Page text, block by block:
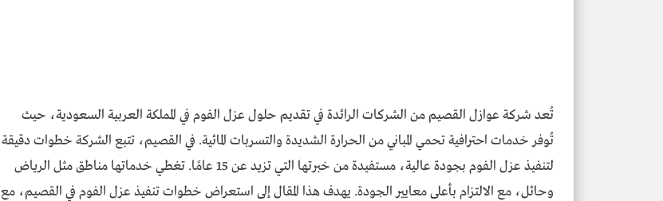
تُعد شركة عوازل القصيم من الشركات الرائدة في تقديم حلول عزل الفوم في المملكة العربية السعودية، حيث
تُوفر خدمات احترافية تحمي المباني من الحرارة الشديدة والتسربات المائية. في القصيم، تتبع الشركة خطوات دقيقة
لتنفيذ عزل الفوم بجودة عالية، مستفيدة من خبرتها التي تزيد عن 15 عامًا. تغطي خدماتها مناطق مثل الرياض
وحائل، مع الالتزام بأعلى معايير الجودة. يهدف هذا المقال إلى استعراض خطوات تنفيذ عزل الفوم في القصيم، مع